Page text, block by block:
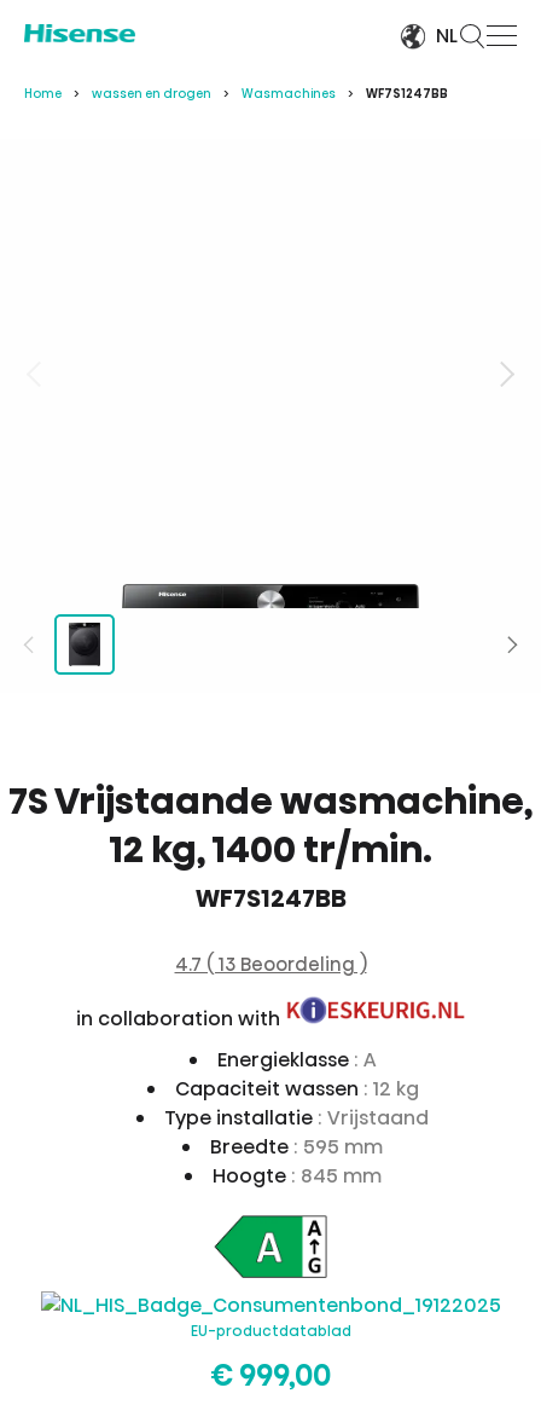
NL
Home wassen en drogen Wasmachines WF7S1247BB
7S Vrijstaande wasmachine,
12 kg, 1400 tr/min.
WF7S1247BB
4.7 ( 13 Beoordeling )
in collaboration with
Energieklasse : A
Capaciteit wassen : 12 kg
Type installatie : Vrijstaand
Breedte : 595 mm
Hoogte : 845 mm
EU-productdatablad
€ 999,00